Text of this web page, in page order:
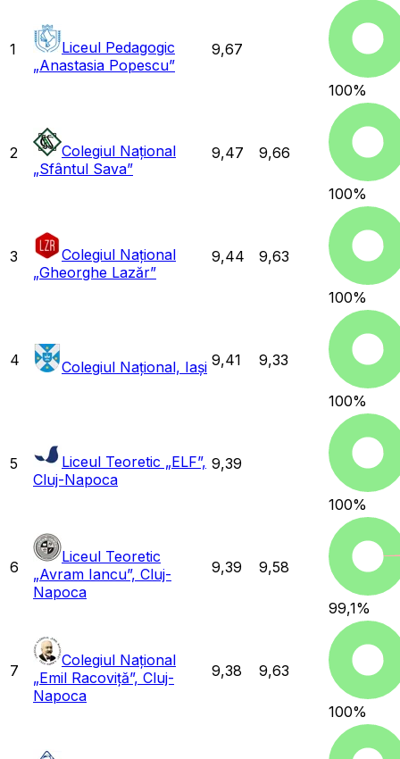
1
Liceul Pedagogic
„Anastasia Popescu”
9,67
100%
2
Colegiul Național
„Sfântul Sava”
9,47 9,66
100%
3
Colegiul Național
„Gheorghe Lazăr”
9,44 9,63
100%
4 Colegiul Național, Iași 9,41 9,33
100%
5
Liceul Teoretic „ELF”,
Cluj-Napoca
9,39
100%
6
Liceul Teoretic
„Avram Iancu”, Cluj-
Napoca
9,39 9,58
99,1%
7
Colegiul Național
„Emil Racoviță”, Cluj-
Napoca
9,38 9,63
100%